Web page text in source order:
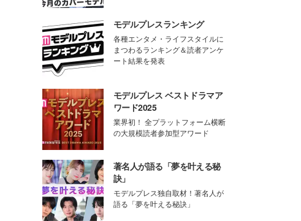
モデルプレスランキング
各種エンタメ・ライフスタイルに
まつわるランキング＆読者アンケ
ート結果を発表
モデルプレス ベストドラマア
ワード2025
業界初！ 全プラットフォーム横断
の大規模読者参加型アワード
著名人が語る「夢を叶える秘
訣」
モデルプレス独自取材！著名人が
語る「夢を叶える秘訣」